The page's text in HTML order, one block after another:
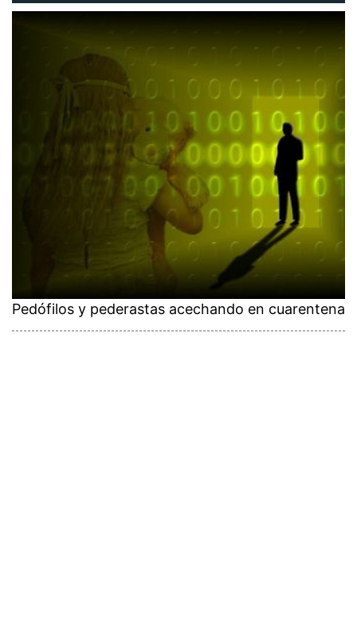
Pedófilos y pederastas acechando en cuarentena